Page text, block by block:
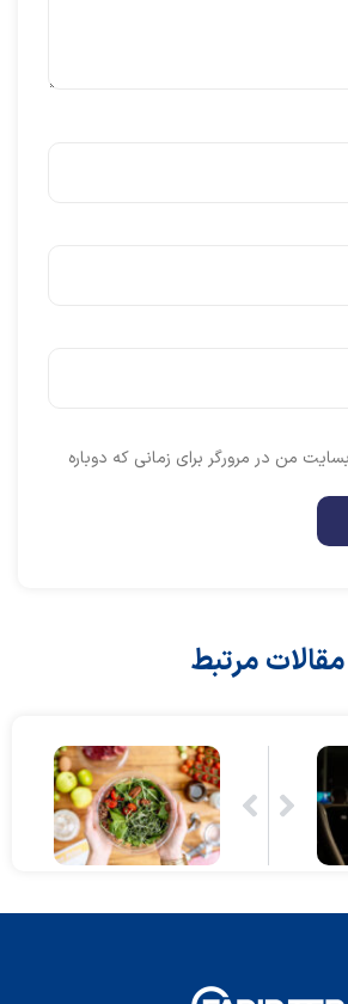
من در مرورگر برای زمانی که دوباره
مقالات مرتبط